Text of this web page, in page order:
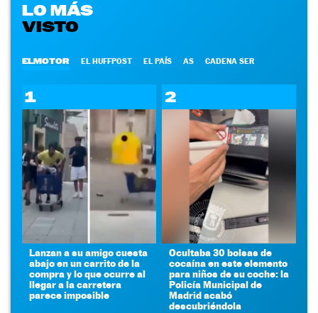
LO MÁS
VISTO
ELMOTOR EL HUFFPOST EL PAÍS AS CADENA SER
1
Lanzan a su amigo cuesta
abajo en un carrito de la
compra y lo que ocurre al
llegar a la carretera
parece imposible
2
Ocultaba 30 bolsas de
cocaína en este elemento
para niños de su coche: la
Policía Municipal de
Madrid acabó
descubriéndola